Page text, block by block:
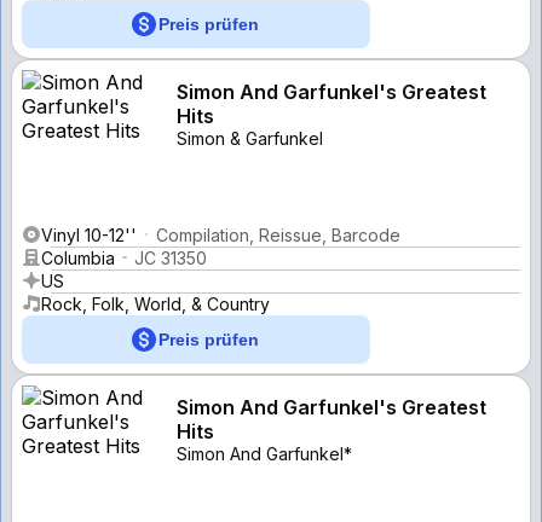
Preis prüfen
Simon And Garfunkel's Greatest
Hits
Simon & Garfunkel
Vinyl 10-12''
Compilation, Reissue, Barcode
Columbia
JC 31350
US
Rock, Folk, World, & Country
Preis prüfen
Simon And Garfunkel's Greatest
Hits
Simon And Garfunkel*